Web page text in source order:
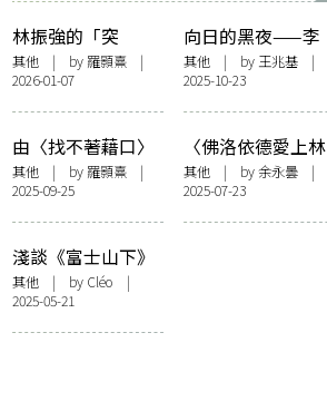
林振強的「突
破」：由與麥潔文
合作之作品說起
其他 | by 羅顥熹 |
2026-01-07
向日的黑夜——李
志的《梵高先生》
其他| by 王兆基|
2025-10-23
由〈找不著藉口〉
到〈世界多了一個
陌生人〉：淺談香
港流行曲的情歌創
作
其他 | by 羅顥熹 |
2025-09-25
〈佛洛依德愛上林
夕〉：只求傾聽的
夢境
其他| by 余永曇 |
2025-07-23
淺談《富士山下》
與《在青木原的第
三天》歌詞中的生
死修行
其他 | by Cléo |
2025-05-21